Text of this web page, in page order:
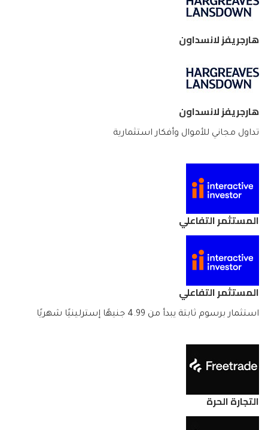
هارجريفز لانسداون
هارجريفز لانسداون
تداول مجاني للأموال وأفكار استثمارية
المستثمر التفاعلي
المستثمر التفاعلي
استثمار برسوم ثابتة يبدأ من 4.99 جنيهًا إسترلينيًا شهريًا
التجارة الحرة